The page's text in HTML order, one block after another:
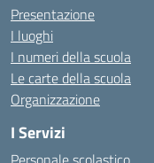
Presentazione
I luoghi
I numeri della scuola
Le carte della scuola
Organizzazione
I Servizi